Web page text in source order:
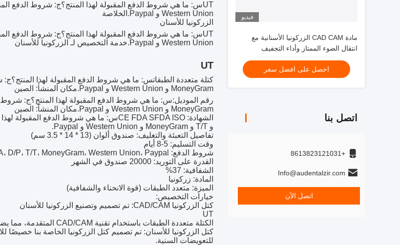
فيديو
مادة CAD CAM الزركونيا الأسنانية مع
انتقال الضوء الممتاز وأداء التجفيف
للتطبيقات الأسنانية
احصل على افضل سعر
اتصل بنا
+8613823121031
Info@audentalzir.com
اتصل الآن
UTس: ما هي شروط الدفع المقبولة لهذا المنتج؟
Western Union و Paypal.
الخلاصة
الزركونيا للأسنان
UTس: ما هي شروط الدفع المقبولة لهذا المنتج؟
Western Union و Paypal.
خدمة التخصيص لـ الزركونيا للأسنان
UT
كتلة متعددة الطبقاتس: ما هي شروط الدفع المقبولة لهذا المنتج؟
MoneyGram و Western Union و Paypal.
مكان المنشأ: الصين
رقم الموديل:س: ما هي شروط الدفع المقبولة لهذا المنتج؟
MoneyGram و Western Union و Paypal.
مكان المنشأ: الصين
الشهادة: CE FDA SFDA ISO
س: ما هي شروط الدفع المقبولة لهذا
و T/T و MoneyGram و Western Union و Paypal.
تفاصيل التعبئة والتغليف: صندوق ألوان (13 * 14 * 3.5 سم)
وقت التسليم: 5-8 أيام
شروط الدفع: L/C، D/A، D/P، T/T، MoneyGram، Western Union، Paypal
القدرة على التوريد: 20000 صندوق في الشهر
الشفافية: 37%
المادة: زركونيا
الميزة: متعدد الطبقات (قوة الانحناء والشفافية)
خيارات التخصيص:
كتل الزركونيا CAD/CAM: تم تصميم وتصنيع الزركونيا للأسنان
UT
الكتلة متعددة الطبقات باستخدام تقنية CAD/CAM المتقدمة، مما يضمن دقة عالية في كل كتلة.
كتل الزركونيا للأسنان: تم تصميم كتل الزركونيا الخاصة بنا خصيصًا
للتعويضات السنية.